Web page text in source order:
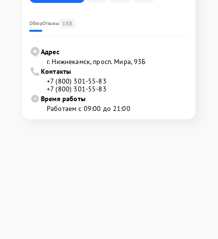
ОбзорОтзывы 188
Адрес
г. Нижнекамск, просп. Мира, 93Б
Контакты
+7 (800) 301-55-83
+7 (800) 301-55-83
Время работы
Работаем с 09:00 до 21:00